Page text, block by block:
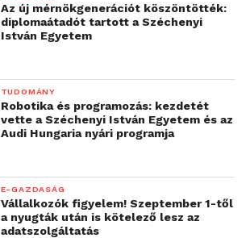
Az új mérnökgenerációt köszöntötték:
diplomaátadót tartott a Széchenyi
István Egyetem
TUDOMÁNY
Robotika és programozás: kezdetét
vette a Széchenyi István Egyetem és az
Audi Hungaria nyári programja
E-GAZDASÁG
Vállalkozók figyelem! Szeptember 1-től
a nyugták után is kötelező lesz az
adatszolgáltatás